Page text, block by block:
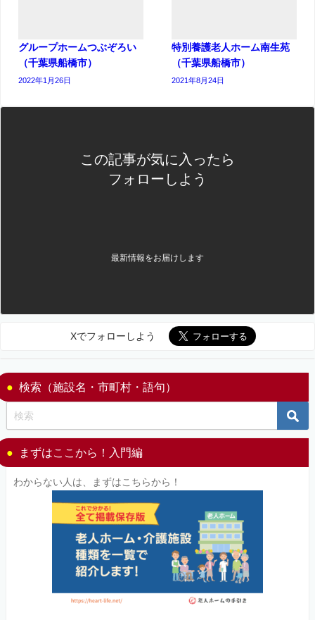
グループホームつぶぞろい
（千葉県船橋市）
2022年1月26日
特別養護老人ホーム南生苑
（千葉県船橋市）
2021年8月24日
この記事が気に入ったら
フォローしよう
最新情報をお届けします
Xでフォローしよう
検索（施設名・市町村・語句）
まずはここから！入門編
わからない人は、まずはこちらから！